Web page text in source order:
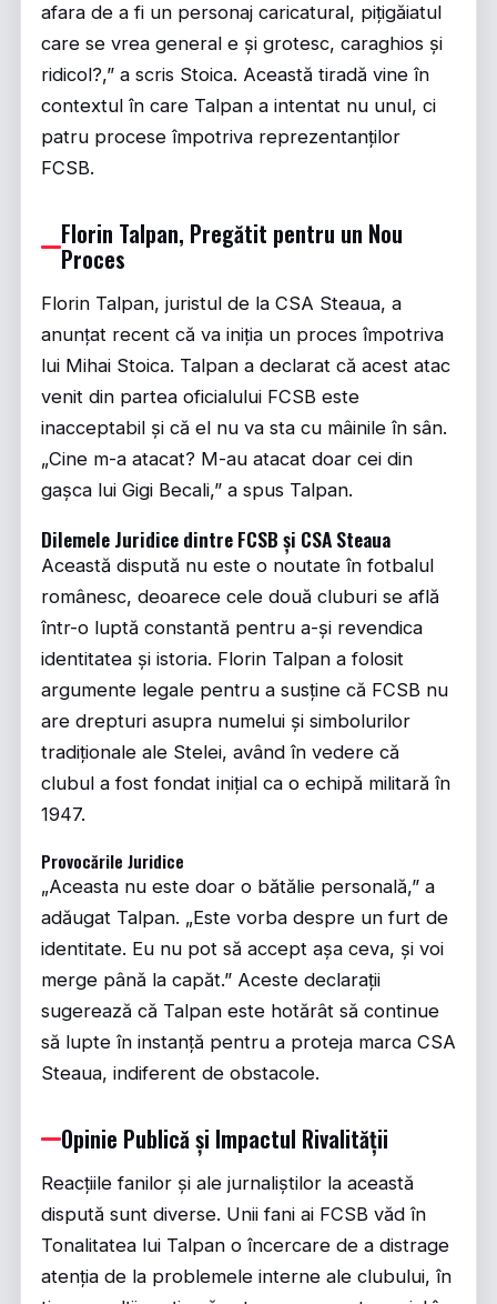
afara de a fi un personaj caricatural, pițigăiatul
care se vrea general e și grotesc, caraghios și
ridicol?,” a scris Stoica. Această tiradă vine în
contextul în care Talpan a intentat nu unul, ci
patru procese împotriva reprezentanților
FCSB.
Florin Talpan, Pregătit pentru un Nou
Proces
Florin Talpan, juristul de la CSA Steaua, a
anunțat recent că va iniția un proces împotriva
lui Mihai Stoica. Talpan a declarat că acest atac
venit din partea oficialului FCSB este
inacceptabil și că el nu va sta cu mâinile în sân.
„Cine m-a atacat? M-au atacat doar cei din
gașca lui Gigi Becali,” a spus Talpan.
Dilemele Juridice dintre FCSB și CSA Steaua
Această dispută nu este o noutate în fotbalul
românesc, deoarece cele două cluburi se află
într-o luptă constantă pentru a-și revendica
identitatea și istoria. Florin Talpan a folosit
argumente legale pentru a susține că FCSB nu
are drepturi asupra numelui și simbolurilor
tradiționale ale Stelei, având în vedere că
clubul a fost fondat inițial ca o echipă militară în
1947.
Provocările Juridice
„Aceasta nu este doar o bătălie personală,” a
adăugat Talpan. „Este vorba despre un furt de
identitate. Eu nu pot să accept așa ceva, și voi
merge până la capăt.” Aceste declarații
sugerează că Talpan este hotărât să continue
să lupte în instanță pentru a proteja marca CSA
Steaua, indiferent de obstacole.
Opinie Publică și Impactul Rivalității
Reacțiile fanilor și ale jurnaliștilor la această
dispută sunt diverse. Unii fani ai FCSB văd în
Tonalitatea lui Talpan o încercare de a distrage
atenția de la problemele interne ale clubului, în